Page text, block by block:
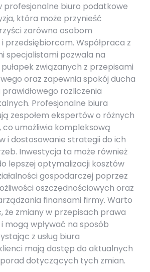
profesjonalne biuro podatkowe
która może przynieść
zarówno osobom
przedsiębiorcom. Współpraca z
specjalistami pozwala na
związanych z przepisami
oraz zapewnia spokój ducha
rozliczenia
Profesjonalne biura
zespołem ekspertów o różnych
co umożliwia kompleksową
i dostosowanie strategii do ich
Inwestycja ta może również
lepszej optymalizacji kosztów
gospodarczej poprzez
oszczędnościowych oraz
finansami firmy. Warto
że zmiany w przepisach prawa
mogą wpływać na sposób
z usług biura
mają dostęp do aktualnych
dotyczących tych zmian.